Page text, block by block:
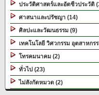
ประวัติศาสตร์และอัตชีวประวัติ
ศาสนาและปรัชญา (14)
ศิลปะและวัฒนธรรม (9)
เทคโนโลยี วิศวกรรม อุตสาหกร
โทรคมนาคม (2)
ทั่วไป (23)
ไม่สังกัดหมวด (2)